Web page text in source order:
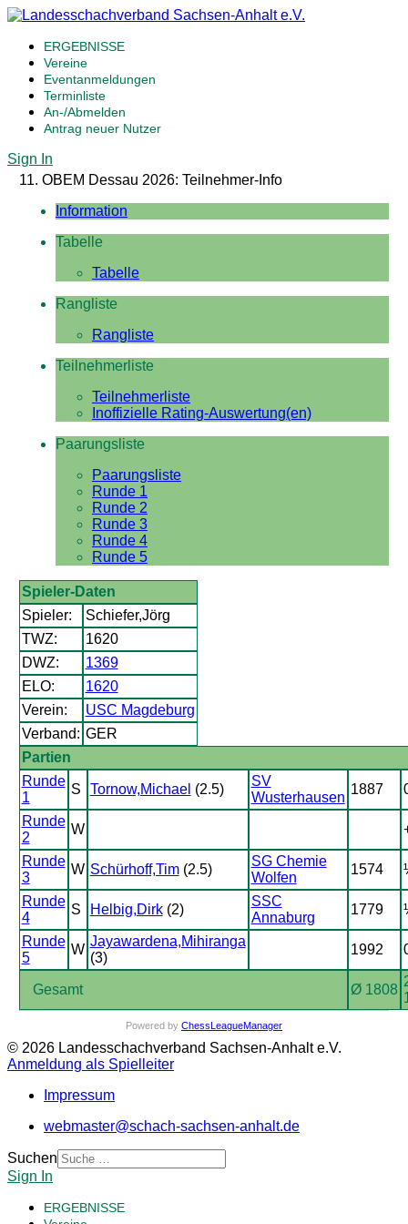
ERGEBNISSE
Vereine
Eventanmeldungen
Terminliste
An-/Abmelden
Antrag neuer Nutzer
Sign In
11. OBEM Dessau 2026: Teilnehmer-Info
Information
Tabelle
Tabelle
Rangliste
Rangliste
Teilnehmerliste
Teilnehmerliste
Inoffizielle Rating-Auswertung(en)
Paarungsliste
Paarungsliste
Runde 1
Runde 2
Runde 3
Runde 4
Runde 5
Spieler-Daten
Spieler:
Schiefer,Jörg
TWZ:
1620
DWZ:
1369
ELO:
1620
Verein:
USC Magdeburg
Verband: GER
Partien
Runde
1
S Tornow,Michael (2.5)
SV
Wusterhausen
1887
Runde
2
W
Runde
3
W Schürhoff,Tim(2.5)
SG Chemie
Wolfen
1574
Runde
4
S Helbig,Dirk(2)
SSC
Annaburg
1779
Runde
5
W
Jayawardena,Mihiranga
(3)
1992
Gesamt Ø 1808
Powered by ChessLeagueManager
© 2026 Landesschachverband Sachsen-Anhalt e.V.
Anmeldung als Spielleiter
Impressum
webmaster@schach-sachsen-anhalt.de
Suchen
Sign In
ERGEBNISSE